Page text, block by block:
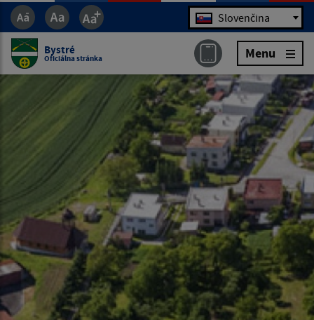
Jazyk Slovenčina
Bystré
Oficiálna stránka Menu